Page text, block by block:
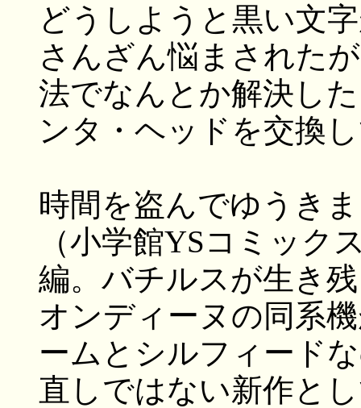
どうしようと黒い文
さんざん悩まされた
法でなんとか解決し
ンタ・ヘッドを交換
時間を盗んでゆうき
（小学館YSコミック
編。バチルスが生き
オンディーヌの同系
ームとシルフィード
直しではない新作と